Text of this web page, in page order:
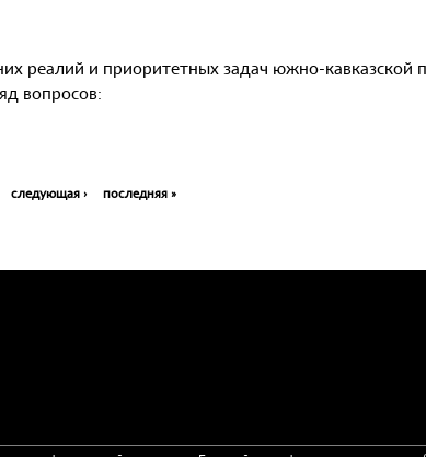
реалий и приоритетных задач южно-кавказской
вопросов:
следующая › последняя »